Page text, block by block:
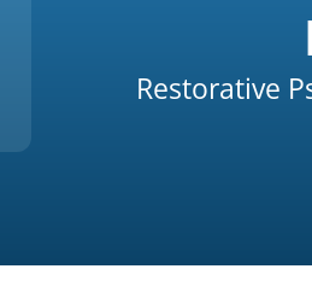
Restorative